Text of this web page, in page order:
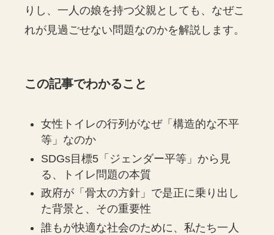
りし、一人の娘を持つ父親としても、なぜこ
れが見過ごせない問題なのかを解説します。
この記事でわかること
女性トイレの行列がなぜ「構造的な不平
等」なのか
SDGs目標5「ジェンダー平等」から見
る、トイレ問題の本質
政府が「骨太の方針」で是正に乗り出し
た背景と、その重要性
誰もが快適な社会のために、私たち一人